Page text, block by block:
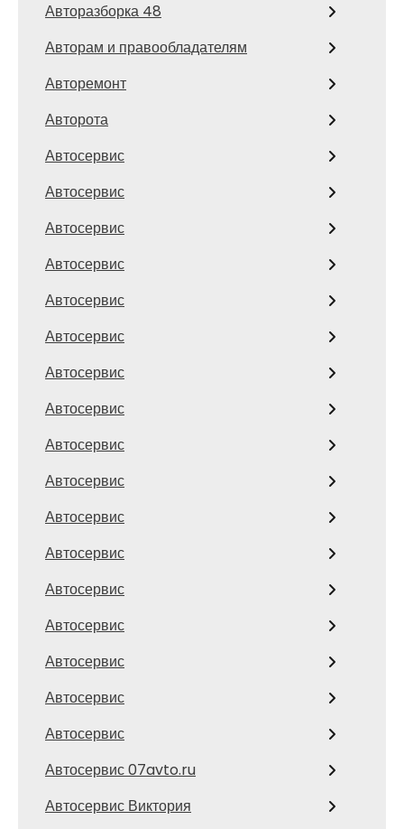
Авторазборка 48
Авторам и правообладателям
Авторемонт
Авторота
Автосервис
Автосервис
Автосервис
Автосервис
Автосервис
Автосервис
Автосервис
Автосервис
Автосервис
Автосервис
Автосервис
Автосервис
Автосервис
Автосервис
Автосервис
Автосервис
Автосервис
Автосервис 07avto.ru
Автосервис Виктория